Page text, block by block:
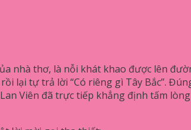
nhà thơ, là nỗi khát khao được lên
lại tự trả lời “Có riêng gì Tây Bắc”.
Viên đã trực tiếp khẳng định tấm